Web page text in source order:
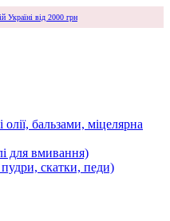
Україні від 2000 грн
олії, бальзами, міцелярна
для вмивання)
скатки, педи)